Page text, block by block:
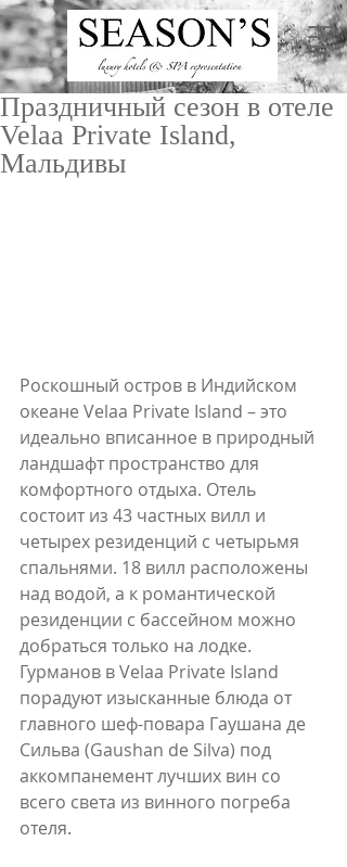
Праздничный сезон в отеле
Velaa Private Island,
Мальдивы
Роскошный остров в Индийском
океане Velaa Private Island – это
идеально вписанное в природный
ландшафт пространство для
комфортного отдыха. Отель
состоит из 43 частных вилл и
четырех резиденций с четырьмя
спальнями. 18 вилл расположены
над водой, а к романтической
резиденции с бассейном можно
добраться только на лодке.
Гурманов в Velaa Private Island
порадуют изысканные блюда от
главного шеф-повара Гаушана де
Сильва (Gaushan de Silva) под
аккомпанемент лучших вин со
всего света из винного погреба
отеля.